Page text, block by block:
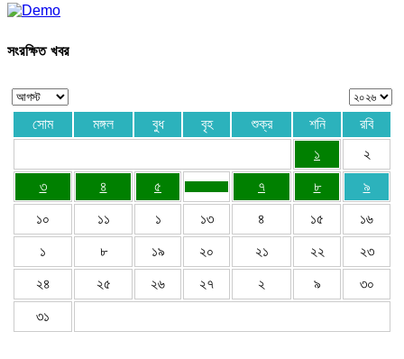
সংরক্ষিত খবর
সোম মঙ্গল বুধ বৃহ শুক্র শনি
রবি
১
২
৩ ৪ ৫ ৭ ৮ ৯
১০ ১১ ১ ১৩ ৪ ১৫ ১৬
১ ৮ ১৯ ২০ ২১ ২২ ২৩
২৪ ২৫ ২৬ ২৭ ২ ৯ ৩০
৩১